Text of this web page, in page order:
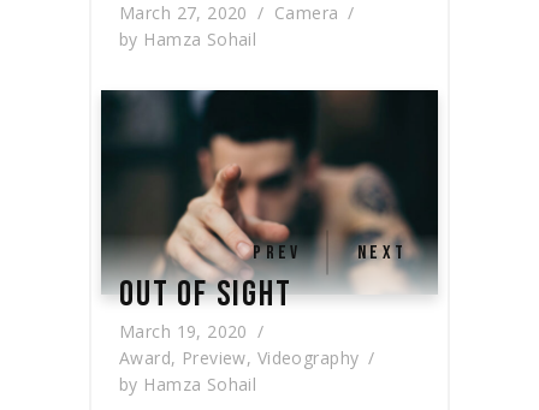
March 27, 2020
Camera
by Hamza Sohail
NEXT
PREV
OUT OF SIGHT
March 19, 2020
Award, Preview, Videography
by Hamza Sohail